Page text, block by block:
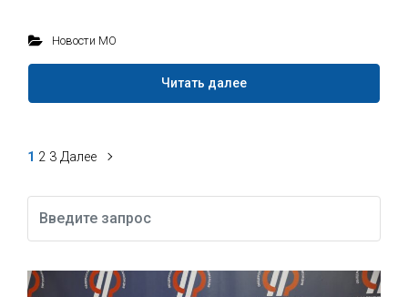
Новости МО
Читать далее
Навигация
по
записям
1 2 3 Далее